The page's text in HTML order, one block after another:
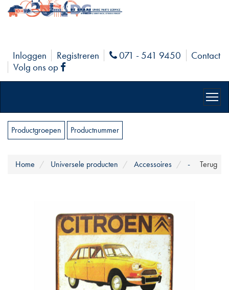
Inloggen Registreren Phone
071 - 541 9450
Contact
Volg ons op
Facebook
Productgroepen Productnummer
Terug
Home Universele producten Accessoires -